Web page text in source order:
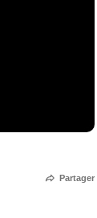
Partager